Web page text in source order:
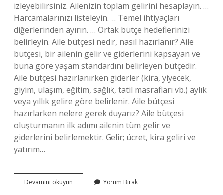
izleyebilirsiniz. Ailenizin toplam gelirini hesaplayın. …
Harcamalarınızı listeleyin. … Temel ihtiyaçları
diğerlerinden ayırın. … Ortak bütçe hedeflerinizi
belirleyin. Aile bütçesi nedir, nasıl hazırlanır? Aile
bütçesi, bir ailenin gelir ve giderlerini kapsayan ve
buna göre yaşam standardını belirleyen bütçedir.
Aile bütçesi hazırlanırken giderler (kira, yiyecek,
giyim, ulaşım, eğitim, sağlık, tatil masrafları vb.) aylık
veya yıllık gelire göre belirlenir. Aile bütçesi
hazırlarken nelere gerek duyarız? Aile bütçesi
oluşturmanın ilk adımı ailenin tüm gelir ve
giderlerini belirlemektir. Gelir; ücret, kira geliri ve
yatırım…
Devamını okuyun
Bütçesinin
Yorum Bırak